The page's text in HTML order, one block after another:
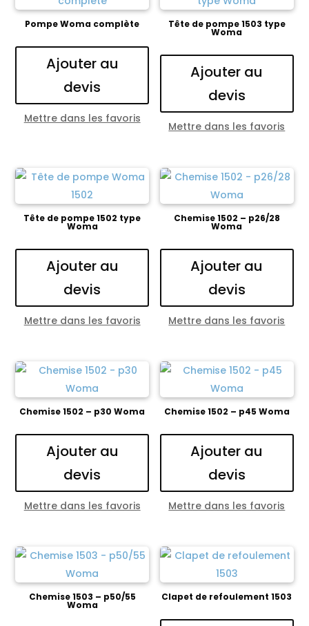
Pompe Woma complète
Ajouter au
devis
Mettre dans les favoris
Tête de pompe 1503 type
Woma
Ajouter au
devis
Mettre dans les favoris
Tête de pompe 1502 type
Woma
Ajouter au
devis
Mettre dans les favoris
Chemise 1502 – p26/28
Woma
Ajouter au
devis
Mettre dans les favoris
Chemise 1502 – p30 Woma
Ajouter au
devis
Mettre dans les favoris
Chemise 1502 – p45 Woma
Ajouter au
devis
Mettre dans les favoris
Chemise 1503 – p50/55
Woma
Clapet de refoulement 1503